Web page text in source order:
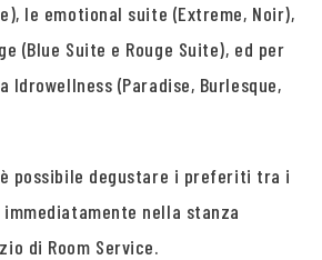
le emotional suite (Extreme, Noir),
(Blue Suite e Rouge Suite), ed per
(Paradise, Burlesque,
è possibile degustare i preferiti tra i
nella stanza
di Room Service.